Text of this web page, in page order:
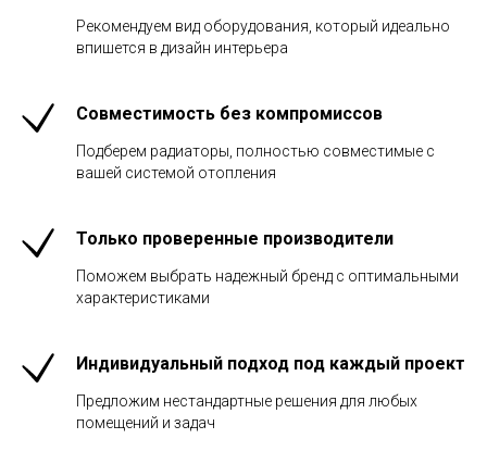
Рекомендуем вид оборудования, который идеально
впишется в дизайн интерьера
Совместимость без компромиссов
Подберем радиаторы, полностью совместимые с
вашей системой отопления
Только проверенные производители
Поможем выбрать надежный бренд с оптимальными
характеристиками
Индивидуальный подход под каждый проект
Предложим нестандартные решения для любых
помещений и задач